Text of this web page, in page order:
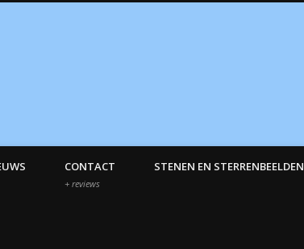
CONTACT
+ reviews
STENEN EN STERRENBEELDEN